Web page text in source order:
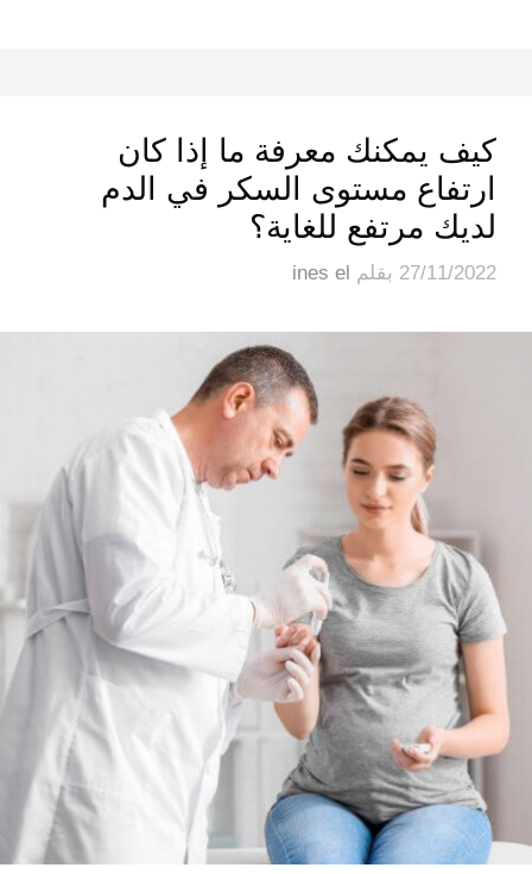
كيف يمكنك معرفة ما إذا كان
ارتفاع مستوى السكر في الدم
لديك مرتفع للغاية؟
27/11/2022 بقلم ines el